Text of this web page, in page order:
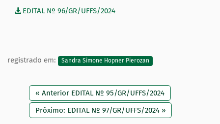
EDITAL Nº 96/GR/UFFS/2024
registrado em: Sandra Simone Hopner Pierozan
« Anterior EDITAL Nº 95/GR/UFFS/2024
Próximo: EDITAL Nº 97/GR/UFFS/2024 »